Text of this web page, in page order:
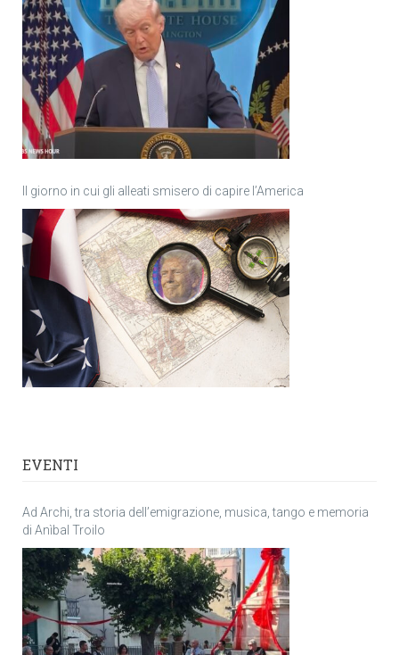
Il giorno in cui gli alleati smisero di capire l’America
EVENTI
Ad Archi, tra storia dell’emigrazione, musica, tango e memoria
di Anìbal Troilo